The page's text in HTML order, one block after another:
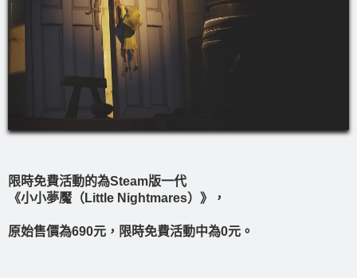
限時免費活動的為Steam版一代
《小小夢魘（Little Nightmares）》，
原始售價為690元，限時免費活動中為0元。